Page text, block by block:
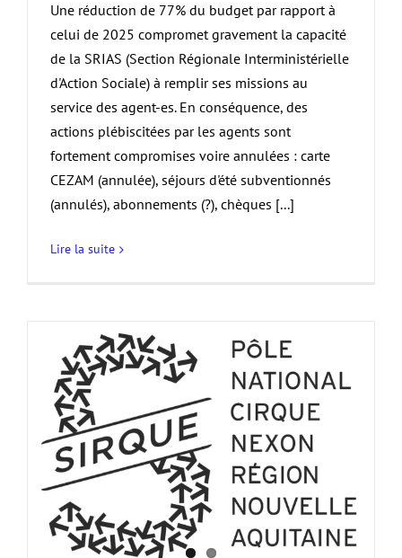
Une réduction de 77% du budget par rapport à
celui de 2025 compromet gravement la capacité
de la SRIAS (Section Régionale Interministérielle
d'Action Sociale) à remplir ses missions au
service des agent-es. En conséquence, des
actions plébiscitées par les agents sont
fortement compromises voire annulées : carte
CEZAM (annulée), séjours d'été subventionnés
(annulés), abonnements (?), chèques [...]
Lire la suite